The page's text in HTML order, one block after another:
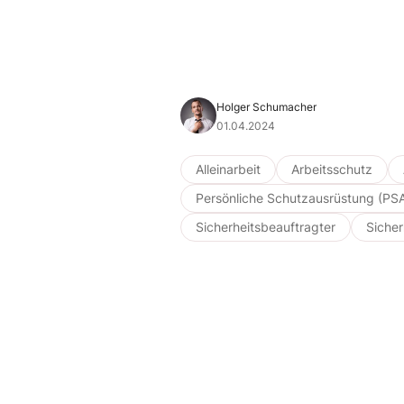
Holger Schumacher
01.04.2024
Alleinarbeit Arbeitsschutz
Persönliche Schutzausrüstung
Sicherheitsbeauftragter